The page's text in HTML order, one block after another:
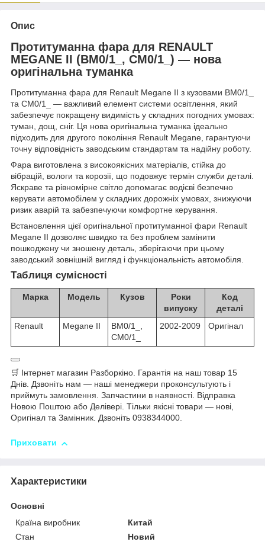
Опис
Протитуманна фара для RENAULT
MEGANE II (BM0/1_, CM0/1_) — нова
оригінальна туманка
Протитуманна фара для Renault Megane II з кузовами BM0/1_
та CM0/1_ — важливий елемент системи освітлення, який
забезпечує покращену видимість у складних погодних умовах:
туман, дощ, сніг. Ця нова оригінальна туманка ідеально
підходить для другого покоління Renault Megane, гарантуючи
точну відповідність заводським стандартам та надійну роботу.
Фара виготовлена з високоякісних матеріалів, стійка до
вібрацій, вологи та корозії, що подовжує термін служби деталі.
Яскраве та рівномірне світло допомагає водієві безпечно
керувати автомобілем у складних дорожніх умовах, знижуючи
ризик аварій та забезпечуючи комфортне керування.
Встановлення цієї оригінальної протитуманної фари Renault
Megane II дозволяє швидко та без проблем замінити
пошкоджену чи зношену деталь, зберігаючи при цьому
заводський зовнішній вигляд і функціональність автомобіля.
Таблиця сумісності
Марка Модель Кузов
Роки
випуску
Код
деталі
Renault
Megane II
BM0/1_,
CM0/1_
2002-2009 Оригінал
🛒 Інтернет магазин Разборкіно. Гарантія на наш товар 15
Днів. Дзвоніть нам — наші менеджери проконсультують і
приймуть замовлення. Запчастини в наявності. Відправка
Новою Поштою або Делівері. Тільки якісні товари — нові,
Оригінал та Замінник. Дзвоніть 0938344000.
Приховати
Характеристики
Основні
Країна виробник
Китай
Стан
Новий